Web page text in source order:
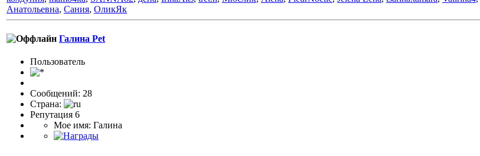
Анатольевна, Сания, ОликЯк
Галина Pet
Пользоватeль
Сообщений: 28
Страна:
Репутация 6
Мое имя: Галина